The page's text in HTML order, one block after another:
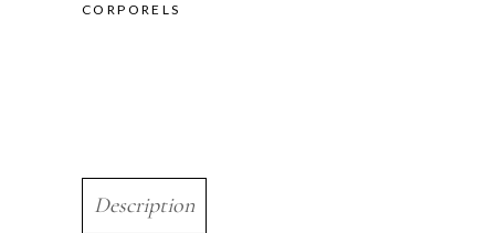
CORPORELS
Description